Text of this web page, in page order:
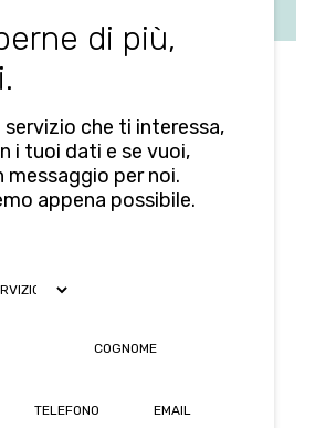
di più,
servizio che ti interessa,
i tuoi dati e se vuoi,
messaggio per noi.
appena possibile.